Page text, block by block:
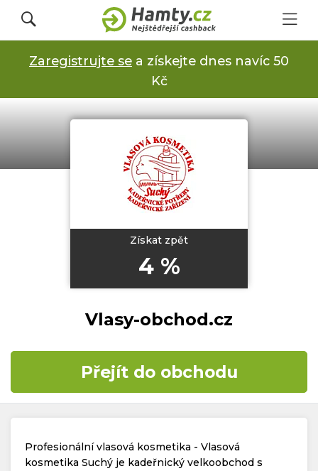
Přihlásit se
Registrovat
Obchody
Časté dotazy
Kontakt
Zaregistrujte se a získejte dnes navíc 50
Kč
Získat zpět
4 %
Vlasy-obchod.cz
Přejít do obchodu
Profesionální vlasová kosmetika - Vlasová
kosmetika Suchý je kadeřnický velkoobchod s